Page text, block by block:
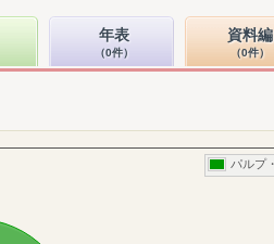
年表
（0件）
資料編
（0件）